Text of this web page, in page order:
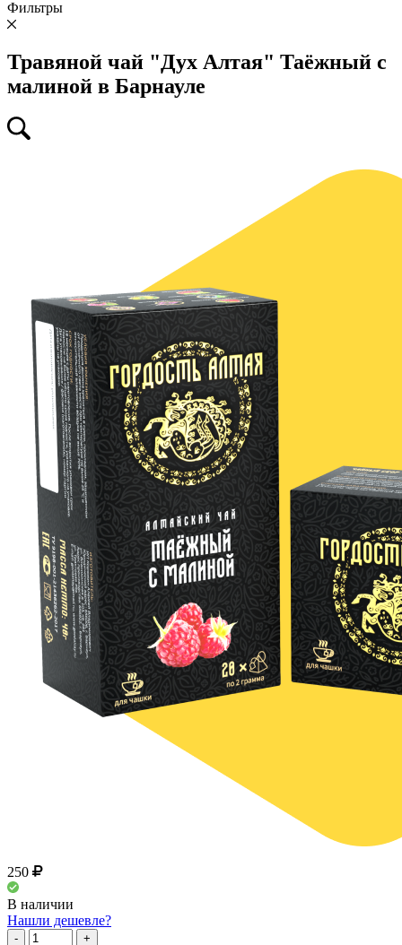
Фильтры
Травяной чай "Дух Алтая" Таёжный с
малиной в Барнауле
250
В наличии
Нашли дешевле?
- +